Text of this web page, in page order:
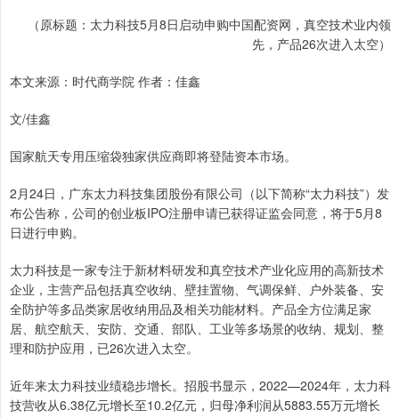
（原标题：太力科技5月8日启动申购中国配资网，真空技术业内领
先，产品26次进入太空）
本文来源：时代商学院 作者：佳鑫
文/佳鑫
国家航天专用压缩袋独家供应商即将登陆资本市场。
2月24日，广东太力科技集团股份有限公司（以下简称“太力科技”）发
布公告称，公司的创业板IPO注册申请已获得证监会同意，将于5月8
日进行申购。
太力科技是一家专注于新材料研发和真空技术产业化应用的高新技术
企业，主营产品包括真空收纳、壁挂置物、气调保鲜、户外装备、安
全防护等多品类家居收纳用品及相关功能材料。产品全方位满足家
居、航空航天、安防、交通、部队、工业等多场景的收纳、规划、整
理和防护应用，已26次进入太空。
近年来太力科技业绩稳步增长。招股书显示，2022—2024年，太力科
技营收从6.38亿元增长至10.2亿元，归母净利润从5883.55万元增长